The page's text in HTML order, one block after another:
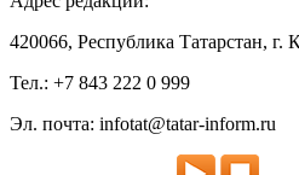
420066, Республика Татарстан, г.
Тел.: +7 843 222 0 999
Эл. почта: infotat@tatar-inform.ru